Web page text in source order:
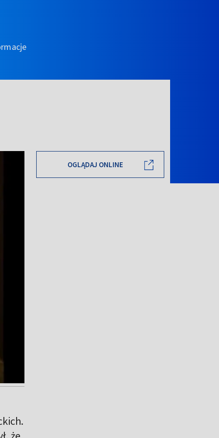
OGLĄDAJ ONLINE